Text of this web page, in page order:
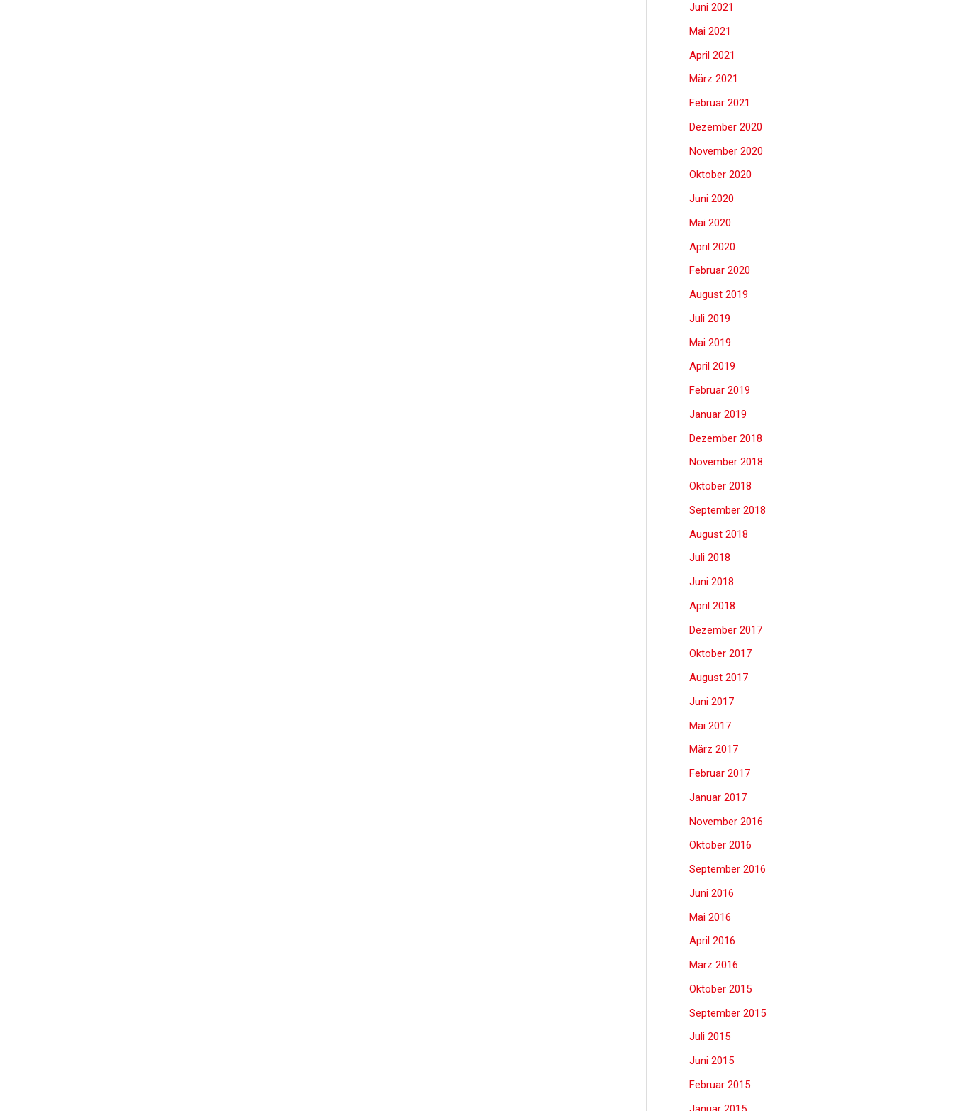
Juni 2021
Mai 2021
April 2021
März 2021
Februar 2021
Dezember 2020
November 2020
Oktober 2020
Juni 2020
Mai 2020
April 2020
Februar 2020
August 2019
Juli 2019
Mai 2019
April 2019
Februar 2019
Januar 2019
Dezember 2018
November 2018
Oktober 2018
September 2018
August 2018
Juli 2018
Juni 2018
April 2018
Dezember 2017
Oktober 2017
August 2017
Juni 2017
Mai 2017
März 2017
Februar 2017
Januar 2017
November 2016
Oktober 2016
September 2016
Juni 2016
Mai 2016
April 2016
März 2016
Oktober 2015
September 2015
Juli 2015
Juni 2015
Februar 2015